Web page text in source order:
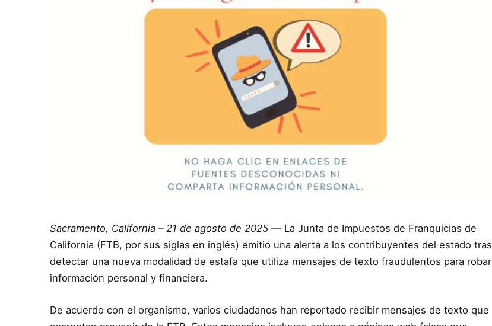
Sacramento, California – 21 de agosto de 2025 — La Junta de Impuestos de Franquicias de
California (FTB, por sus siglas en inglés) emitió una alerta a los contribuyentes del estado tras
detectar una nueva modalidad de estafa que utiliza mensajes de texto fraudulentos para robar
información personal y financiera.
De acuerdo con el organismo, varios ciudadanos han reportado recibir mensajes de texto que